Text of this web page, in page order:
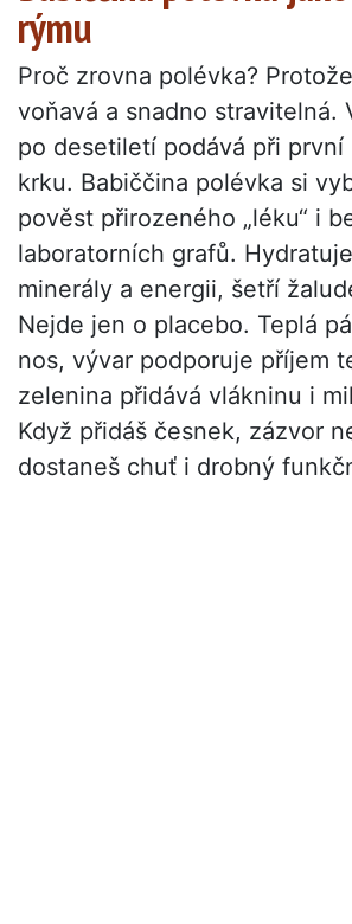
rýmu
Proč zrovna polévka?
voňavá a snadno stravitelná.
po desetiletí podává při první
krku. Babiččina polévka si
pověst přirozeného „léku“ i
laboratorních grafů.
minerály a energii, šetří
Nejde jen o placebo. Teplá
nos, vývar podporuje příjem
zelenina přidává vlákninu i
Když přidáš česnek, zázvor
dostaneš chuť i drobný